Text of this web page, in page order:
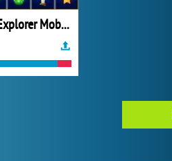
Xmas Explorer Mobile